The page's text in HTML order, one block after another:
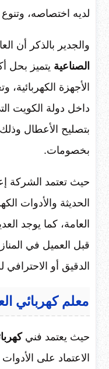
لديه اختصاصه،
والجدير بالذكر أن
الصناعية يتميز بحل
الأجهزة
داخل دولة الكويت
بتصليح الأعطال
بخصومات.
حيث تعتمد الشركة
الحديثة والأدوات
العامة، كما يوجد
قبل العميل في
الدقيق أو الاحترافي
معلم كهربائي
حيث يعتمد فني
الاعتماد على